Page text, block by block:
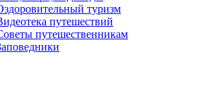
туризм
путешествий
путешественникам